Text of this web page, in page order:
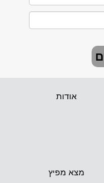
אודות
מצא מפיץ